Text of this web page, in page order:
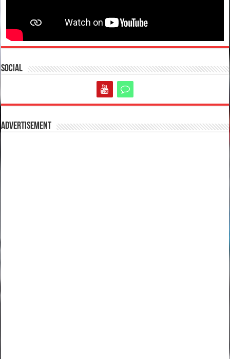
Social
Advertisement